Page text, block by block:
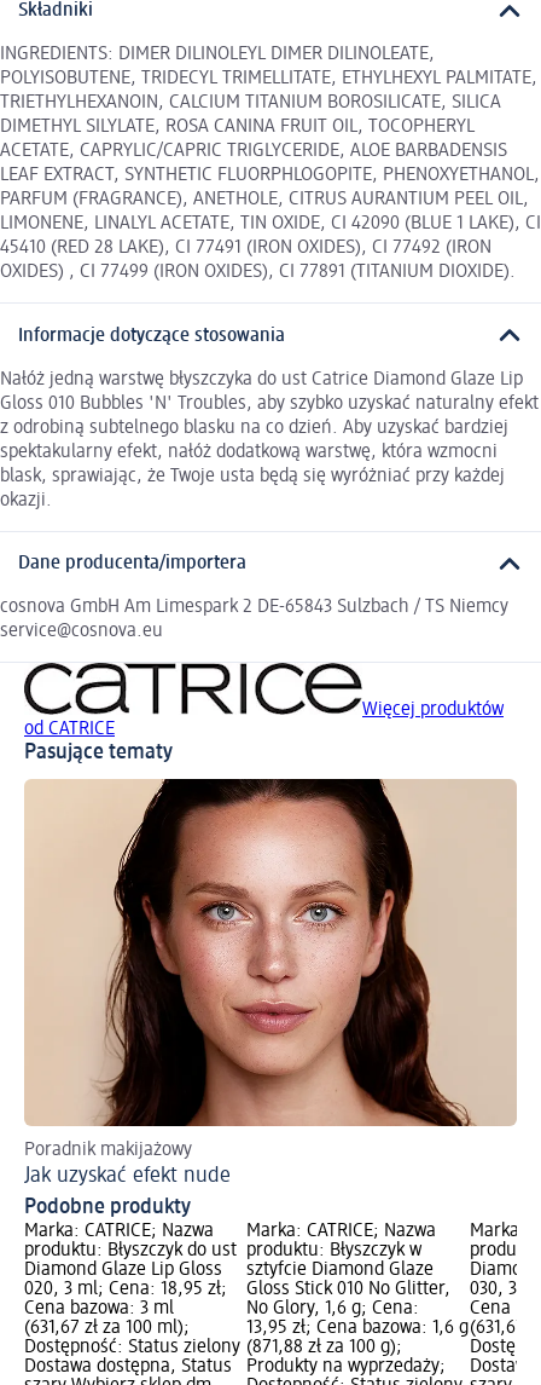
Składniki
INGREDIENTS: DIMER DILINOLEYL DIMER DILINOLEATE,
POLYISOBUTENE, TRIDECYL TRIMELLITATE, ETHYLHEXYL PALMITATE,
TRIETHYLHEXANOIN, CALCIUM TITANIUM BOROSILICATE, SILICA
DIMETHYL SILYLATE, ROSA CANINA FRUIT OIL, TOCOPHERYL
ACETATE, CAPRYLIC/CAPRIC TRIGLYCERIDE, ALOE BARBADENSIS
LEAF EXTRACT, SYNTHETIC FLUORPHLOGOPITE, PHENOXYETHANOL,
PARFUM (FRAGRANCE), ANETHOLE, CITRUS AURANTIUM PEEL OIL,
LIMONENE, LINALYL ACETATE, TIN OXIDE, CI 42090 (BLUE 1 LAKE), CI
45410 (RED 28 LAKE), CI 77491 (IRON OXIDES), CI 77492 (IRON
OXIDES) , CI 77499 (IRON OXIDES), CI 77891 (TITANIUM DIOXIDE).
Informacje dotyczące stosowania
Nałóż jedną warstwę błyszczyka do ust Catrice Diamond Glaze Lip
Gloss 010 Bubbles 'N' Troubles, aby szybko uzyskać naturalny efekt
z odrobiną subtelnego blasku na co dzień. Aby uzyskać bardziej
spektakularny efekt, nałóż dodatkową warstwę, która wzmocni
blask, sprawiając, że Twoje usta będą się wyróżniać przy każdej
okazji.
Dane producenta/importera
cosnova GmbH Am Limespark 2 DE-65843 Sulzbach / TS Niemcy
service@cosnova.eu
Więcej produktów
od CATRICE
Pasujące tematy
Poradnik makijażowy
Jak uzyskać efekt nude
Podobne produkty
Marka: CATRICE; Nazwa
produktu: Błyszczyk do ust
Diamond Glaze Lip Gloss
020, 3 ml; Cena: 18,95 zł;
Cena bazowa: 3 ml
(631,67 zł za 100 ml);
Dostępność: Status zielony
Dostawa dostępna, Status
Marka: CATRICE; Nazwa
produktu: Błyszczyk w
sztyfcie Diamond Glaze
Gloss Stick 010 No Glitter,
No Glory, 1,6 g; Cena:
13,95 zł; Cena bazowa: 1,6 g
(871,88 zł za 100 g);
Produkty na wyprzedaży;
Marka:
030, 3
Cena
(631,67